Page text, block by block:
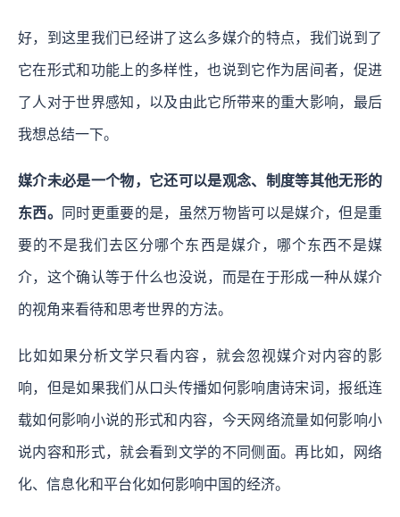
好，到这里我们已经讲了这么多媒介的特点，我们说到了
它在形式和功能上的多样性，也说到它作为居间者，促进
了人对于世界感知，以及由此它所带来的重大影响，最后
我想总结一下。
媒介未必是一个物，它还可以是观念、制度等其他无形的
东西。 同时更重要的是，虽然万物皆可以是媒介，但是重
要的不是我们去区分哪个东西是媒介，哪个东西不是媒
介，这个确认等于什么也没说，而是在于形成一种从媒介
的视角来看待和思考世界的方法。
比如如果分析文学只看内容，就会忽视媒介对内容的影
响，但是如果我们从口头传播如何影响唐诗宋词，报纸连
载如何影响小说的形式和内容，今天网络流量如何影响小
说内容和形式，就会看到文学的不同侧面。再比如，网络
化、信息化和平台化如何影响中国的经济。